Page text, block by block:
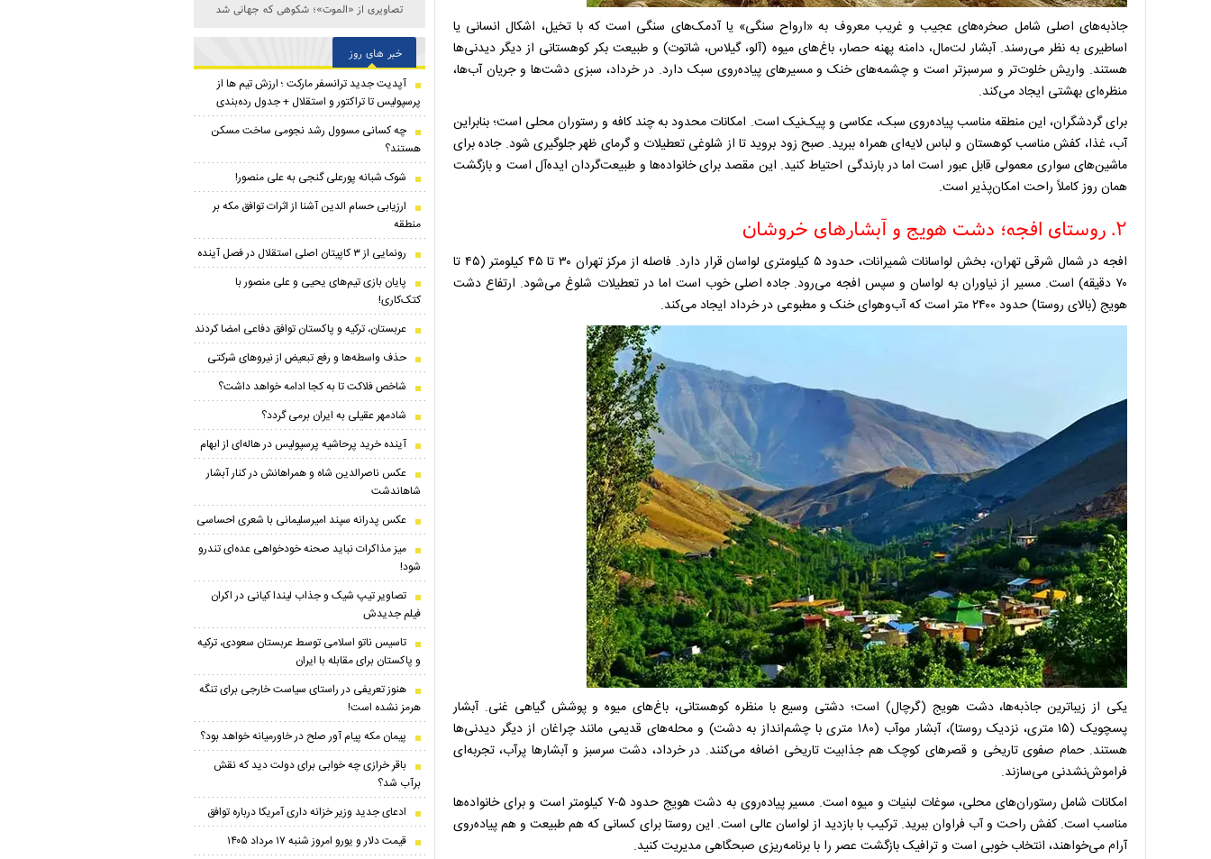
جاذبه‌های اصلی شامل صخره‌های عجیب و غریب معروف به «ارواح سنگی» یا آدمک‌های سنگی است که با تخیل، اشکال انسانی یا
اساطیری به نظر می‌رسند. آبشار لت‌مال، دامنه پهنه حصار، باغ‌های میوه (آلو، گیلاس، شاتوت) و طبیعت بکر کوهستانی از دیگر دیدنی‌ها
هستند. واریش خلوت‌تر و سرسبزتر است و چشمه‌های خنک و مسیرهای پیاده‌روی سبک دارد. در خرداد، سبزی دشت‌ها و جریان آب‌ها،
منظره‌ای بهشتی ایجاد می‌کند.
برای گردشگران، این منطقه مناسب پیاده‌روی سبک، عکاسی و پیک‌نیک است. امکانات محدود به چند کافه و رستوران محلی است؛ بنابراین
آب، غذا، کفش مناسب کوهستان و لباس لایه‌ای همراه ببرید. صبح زود بروید تا از شلوغی تعطیلات و گرمای ظهر جلوگیری شود. جاده برای
ماشین‌های سواری معمولی قابل عبور است اما در بارندگی احتیاط کنید. این مقصد برای خانواده‌ها و طبیعت‌گردان ایده‌آل است و بازگشت
همان روز کاملاً راحت امکان‌پذیر است.
۲. روستای افجه؛ دشت هویج و آبشارهای خروشان
افجه در شمال شرقی تهران، بخش لواسانات شمیرانات، حدود ۵ کیلومتری لواسان قرار دارد. فاصله از مرکز تهران ۳۰ تا ۴۵ کیلومتر (۴۵ تا
۷۰ دقیقه) است. مسیر از نیاوران به لواسان و سپس افجه می‌رود. جاده اصلی خوب است اما در تعطیلات شلوغ می‌شود. ارتفاع دشت
هویج (بالای روستا) حدود ۲۴۰۰ متر است که آب‌وهوای خنک و مطبوعی در خرداد ایجاد می‌کند.
یکی از زیباترین جاذبه‌ها، دشت هویج (گرچال) است؛ دشتی وسیع با منظره کوهستانی، باغ‌های میوه و پوشش گیاهی غنی. آبشار
پسچویک (۱۵ متری، نزدیک روستا)، آبشار موآب (۱۸۰ متری با چشم‌انداز به دشت) و محله‌های قدیمی مانند چراغان از دیگر دیدنی‌ها
هستند. حمام صفوی تاریخی و قصرهای کوچک هم جذابیت تاریخی اضافه می‌کنند. در خرداد، دشت سرسبز و آبشارها پرآب، تجربه‌ای
فراموش‌نشدنی می‌سازند.
امکانات شامل رستوران‌های محلی، سوغات لبنیات و میوه است. مسیر پیاده‌روی به دشت هویج حدود ۵-۷ کیلومتر است و برای خانواده‌ها
مناسب است. کفش راحت و آب فراوان ببرید. ترکیب با بازدید از لواسان عالی است. این روستا برای کسانی که هم طبیعت و هم پیاده‌روی
آرام می‌خواهند، انتخاب خوبی است و ترافیک بازگشت عصر را با برنامه‌ریزی صبحگاهی مدیریت کنید.
لیندا کیانی و فرزاد حسنی در اکران فیلم «ماه پنهان»
خبر های روز
​آپدیت جدید ترانسفر مارکت ؛ ارزش تیم ها از
پرسپولیس تا تراکتور و استقلال + جدول رده‌بندی
چه کسانی مسوول رشد نجومی ساخت مسکن
هستند؟
شوک شبانه پورعلی گنجی به علی منصور!
ارزیابی حسام الدین آشنا از اثرات توافق مکه بر
منطقه
رونمایی از ۳ کاپیتان اصلی استقلال در فصل آینده
پایان بازی تیم‌های یحیی و علی منصور با
کتک‌کاری!
عربستان، ترکیه و پاکستان توافق دفاعی امضا کردند
حذف واسطه‌ها و رفع تبعیض از نیروهای شرکتی
شاخص فلاکت تا به کجا ادامه خواهد داشت؟
شادمهر عقیلی به ایران برمی گردد؟
آینده خرید پرحاشیه‌ پرسپولیس در هاله‌ای از ابهام
عکس ناصرالدین شاه و همراهانش در کنار آبشار
شاهاندشت
عکس پدرانه سپند امیرسلیمانی با شعری احساسی
میز مذاکرات نباید صحنه خودخواهی عده‌ای تندرو
شود!
تصاویر تیپ شیک و جذاب لیندا کیانی در اکران
فیلم جدیدش
تاسیس ناتو اسلامی توسط عربستان سعودی، ترکیه
و پاکستان برای مقابله با ایران
هنوز تعریفی در راستای سیاست خارجی برای تنگه
هرمز نشده است!
پیمان مکه پیام آور صلح در خاورمیانه خواهد بود؟
باقر خرازی چه خوابی برای دولت دید که نقش
برآب شد؟
ادعای جدید وزیر خزانه داری آمریکا درباره توافق
قیمت دلار و یورو امروز شنبه ۱۷ مرداد ۱۴۰۵